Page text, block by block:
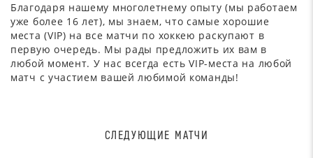
Благодаря нашему многолетнему опыту (мы работаем
уже более 16 лет), мы знаем, что самые хорошие
места (VIP) на все матчи по хоккею раскупают в
первую очередь. Мы рады предложить их вам в
любой момент. У нас всегда есть VIP-места на любой
матч с участием вашей любимой команды!
СЛЕДУЮЩИЕ МАТЧИ